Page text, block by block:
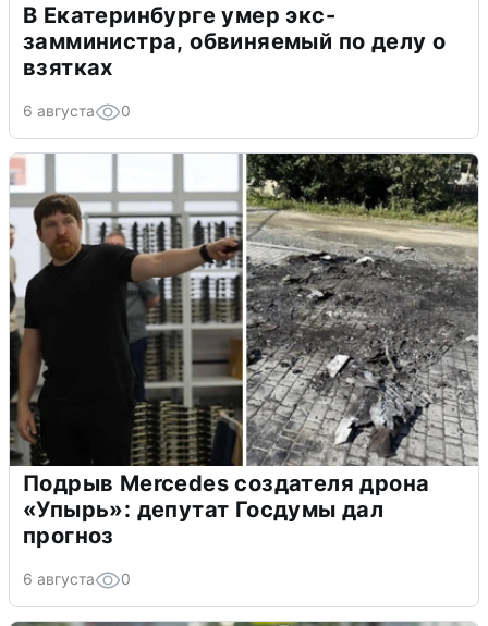
В Екатеринбурге умер экс-
замминистра, обвиняемый по делу о
взятках
6 августа 0
Подрыв Mercedes создателя дрона
«Упырь»: депутат Госдумы дал
прогноз
6 августа 0